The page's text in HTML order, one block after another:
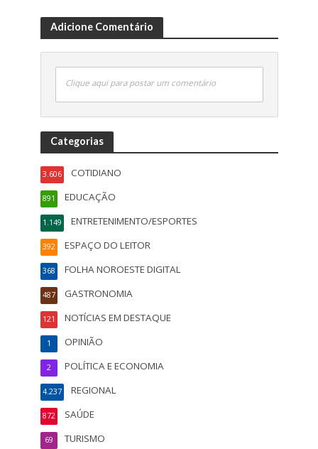
Adicione Comentário
Clique aqui para postar um comentário
Categorias
COTIDIANO
3.606
EDUCAÇÃO
891
ENTRETENIMENTO/ESPORTES
1.149
ESPAÇO DO LEITOR
392
FOLHA NOROESTE DIGITAL
368
GASTRONOMIA
487
NOTÍCIAS EM DESTAQUE
121
OPINIÃO
1
POLÍTICA E ECONOMIA
2
REGIONAL
4.237
SAÚDE
872
TURISMO
69